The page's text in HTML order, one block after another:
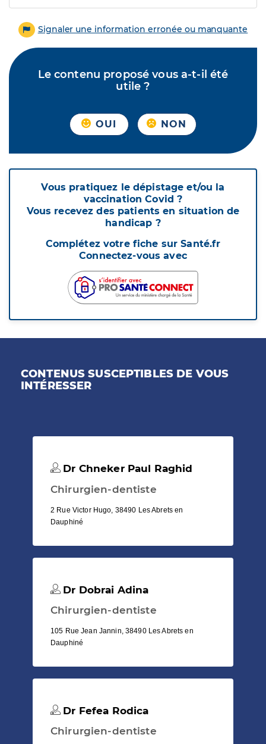
Signaler une information erronée ou manquante
Le contenu proposé vous a-t-il été
utile ?
OUI NON
Vous pratiquez le dépistage et/ou la
vaccination Covid ?
Vous recevez des patients en situation de
handicap ?
Complétez votre fiche sur Santé.fr
Connectez-vous avec
CONTENUS SUSCEPTIBLES DE VOUS
INTÉRESSER
Dr Chneker Paul Raghid
Chirurgien-dentiste
2 Rue Victor Hugo, 38490 Les Abrets en
Dauphiné
Dr Dobrai Adina
Chirurgien-dentiste
105 Rue Jean Jannin, 38490 Les Abrets en
Dauphiné
Dr Fefea Rodica
Chirurgien-dentiste